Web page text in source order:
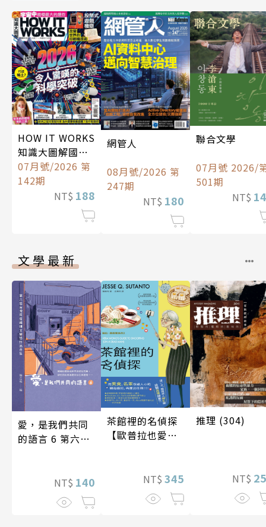
HOW IT WORKS
知識大圖解國際
中文版
07月號/2026 第
142期
NT$ 188
網管人
08月號/2026 第
247期
NT$ 180
聯合文學
07月號 2026/
501期
NT$
文學最新
愛，是我們共同
的語言 6 第六屆
NT$ 140
茶館裡的名偵探
【歐普拉也愛！
《茶館裡的嫌疑
人》續作】
NT$ 345
推理 (304)
NT$